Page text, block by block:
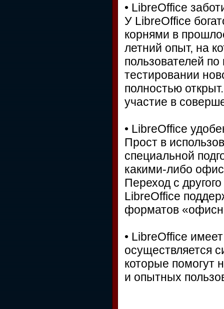
• LibreOffice
У LibreOffice
корнями в
летний опыт, на
пользователей
тестировании
полностью
участие в
• LibreOffice
Прост в
специальной
какими-либо
Переход с
LibreOffice
форматов
• LibreOffice
осуществляется
которые помогут
и опытных